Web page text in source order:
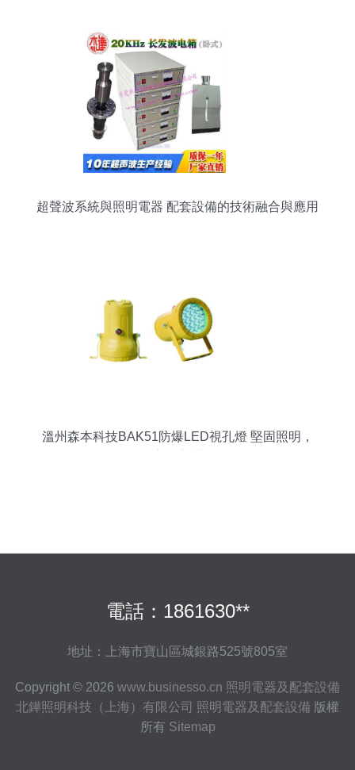
超聲波系統與照明電器 配套設備的技術融合與應用
溫州森本科技BAK51防爆LED視孔燈 堅固照明，
電話：1861630**
地址：上海市寶山區城銀路525號805室
Copyright © 2026 www.businesso.cn 照明電器及配套設備
北鏵照明科技（上海）有限公司 照明電器及配套設備 版權
所有 Sitemap